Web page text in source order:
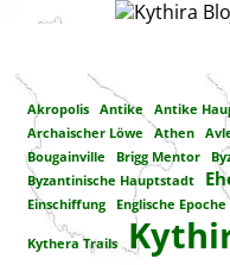
Akropolis Antike Antike
Archaischer Löwe Athen
Bougainville
Brigg Mentor
Byzantinische Hauptstadt
Einschiffung Englische Epoche
Kythera Trails